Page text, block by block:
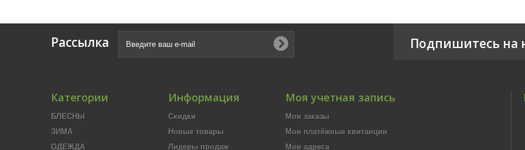
Рассылка Подпишитесь на
Категории
БЛЕСНЫ
ЗИМА
ОДЕЖДА
Информация
Скидки
Новые товары
Лидеры продаж
Моя учетная запись
Мои заказы
Мои платёжные квитанции
Мои адреса